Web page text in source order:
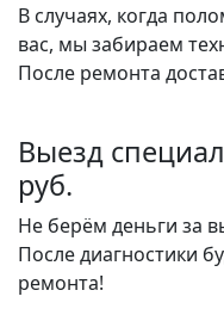
В случаях, когда
вас, мы забираем
После ремонта
Выезд
руб.
Не берём деньги за
После диагностики
ремонта!